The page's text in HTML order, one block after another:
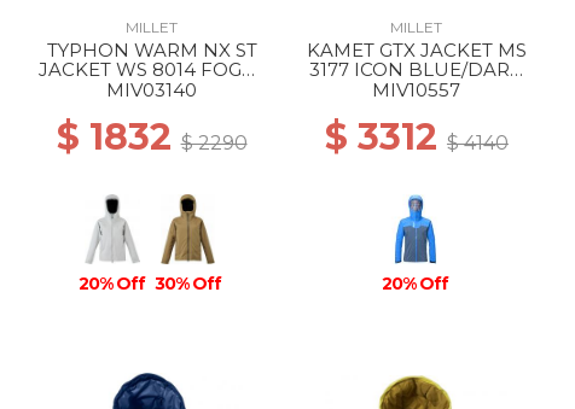
MILLET
TYPHON WARM NX ST
JACKET WS 8014 FOGGY
DEW
MIV03140
$ 1832$ 2290
20% Off 30% Off
MILLET
KAMET GTX JACKET MS
3177 ICON BLUE/DARK
DENIM
MIV10557
$ 3312 $ 4140
20% Off